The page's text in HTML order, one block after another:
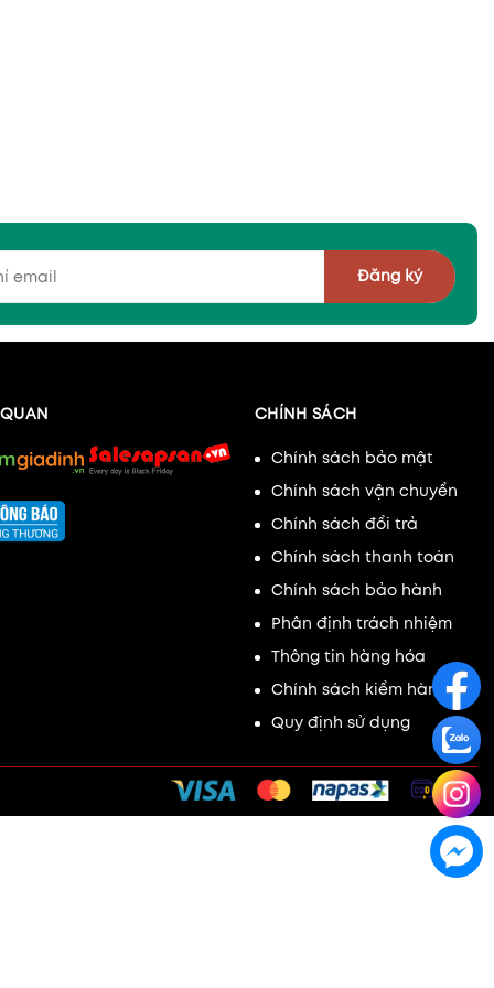
Đăng ký
CHÍNH SÁCH
Chính sách bảo mật
Chính sách vận chuyển
Chính sách đổi trả
Chính sách thanh toán
Chính sách bảo hành
Phân định trách nhiệm
Thông tin hàng hóa
Chính sách kiểm hàng
Quy định sử dụng